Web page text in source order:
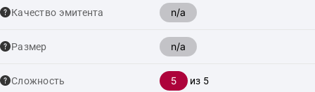
Качество эмитента n/a
Размер n/a
Сложность 5 из 5